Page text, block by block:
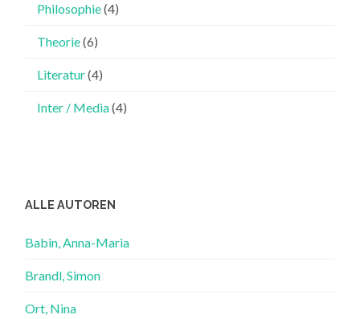
Philosophie(4)
Theorie(6)
Literatur(4)
Inter / Media(4)
ALLE AUTOREN
Babin, Anna-Maria
Brandl, Simon
Ort, Nina